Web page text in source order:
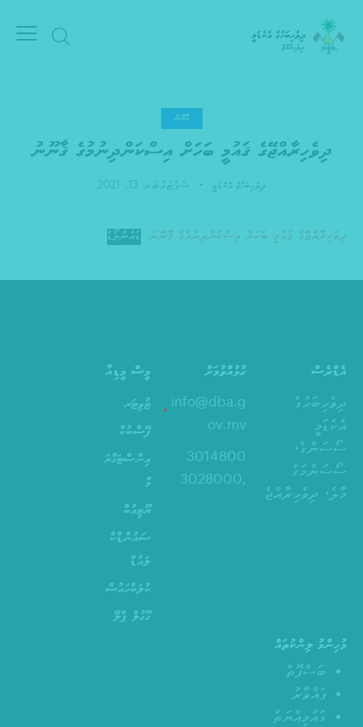
ޤާނޫނު
ދިވެހިރާއްޖޭގެ ޤައުމީ ބަހަށް އިސްކަންދިނުމުގެ ޤާނޫނު
ދިވެހިބަހުގެ އެކެޑަމީ ސެޕްޓެމްބަރ 13, 2021
ދިވެހިރާއްޖޭގެ ޤައުމީ ބަހަށް އިސްކަންދިނުމުގެ ޤާނޫނު ޑައުންލޯޑް
އެޑްރެސް
ދިވެހިބަހުގެ
އެކެޑަމީ
ސޯސަންގެ،
ސޯސަންމަގު
މާލެ، ދިވެހިރާއްޖެ
ގުޅުއްވުމަށް
info@dba.g
ov.mv
3014800
,3028000
މީސް މީޑިއާ
ޓުވިޓަރ
ފޭސްބުކް
އިންސްޓަގްރަ
މް
ޔޫޓިއުބް
ސައުންޑްކް
ލައުޑް
ކުލަބްހައުސް
ގޫގުލް ޕްލޭ
މުހިންމު ލިންކުތައް
ބަސްފޮތް
ފައްވާރު
ގައުމިއްޔަތު